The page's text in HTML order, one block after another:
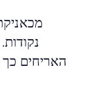
האריחים כך